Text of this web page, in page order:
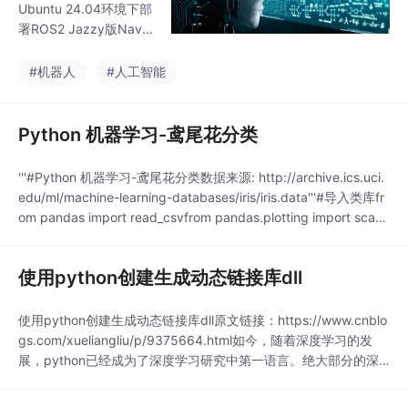
Ubuntu 24.04环境下部
署ROS2 Jazzy版Navig
流程。主要内容包括：
2 Jazzy的安装与环境
初始化；3）Nav2的二
进制安装与源码编译方
法；4）使用TurtleBot3
仿真验证导航功能；
5）常见问题解决方
键配置参数（如TURTL
EBOT3_MODEL设置
#机器人 #人工智能
Python 机器学习-鸢尾花分类
'''#Python 机器学习-鸢尾花分类数据来源: http://archive.ics.uci.
edu/ml/machine-learning-databases/iris/iris.data'''#导入类库fr
om pandas import read_csvfrom pandas.plotting import scatt
使用python创建生成动态链接库dll
使用python创建生成动态链接库dll原文链接：https://www.cnblo
gs.com/xueliangliu/p/9375664.html如今，随着深度学习的发
展，python已经成为了深度学习研究中第一语言。绝大部分的深